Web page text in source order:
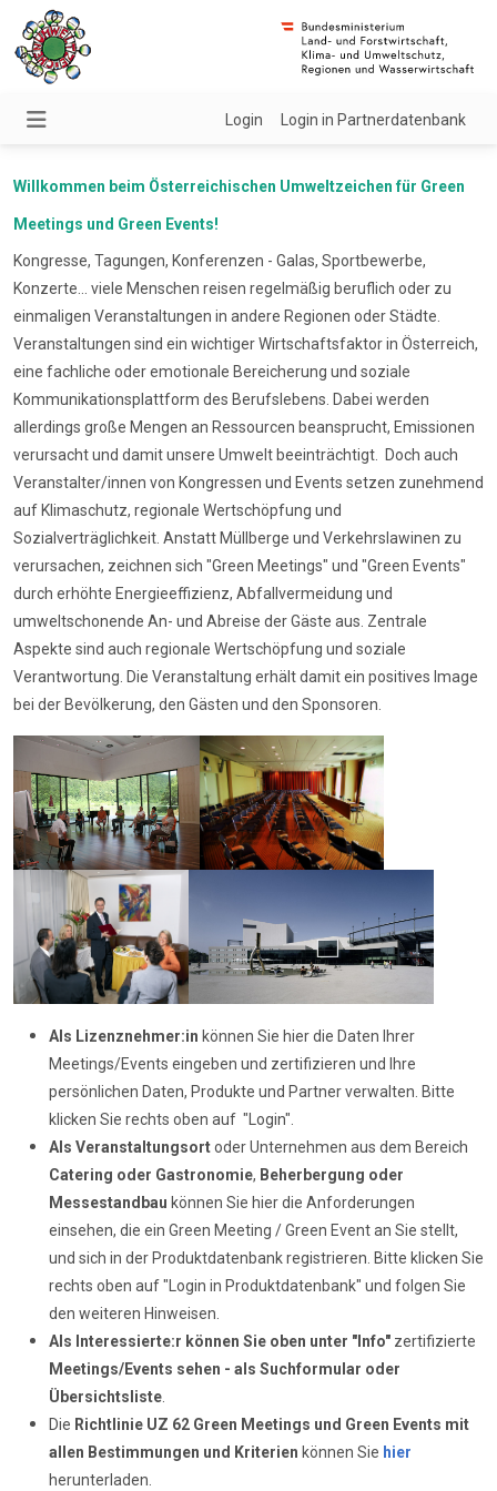
Login Login in Partnerdatenbank
Willkommen beim Österreichischen Umweltzeichen für Green
Meetings und Green Events!
Kongresse, Tagungen, Konferenzen - Galas, Sportbewerbe,
Konzerte... viele Menschen reisen regelmäßig beruflich oder zu
einmaligen Veranstaltungen in andere Regionen oder Städte.
Veranstaltungen sind ein wichtiger Wirtschaftsfaktor in Österreich,
eine fachliche oder emotionale Bereicherung und soziale
Kommunikationsplattform des Berufslebens. Dabei werden
allerdings große Mengen an Ressourcen beansprucht, Emissionen
verursacht und damit unsere Umwelt beeinträchtigt. Doch auch
Veranstalter/innen von Kongressen und Events setzen zunehmend
auf Klimaschutz, regionale Wertschöpfung und
Sozialverträglichkeit. Anstatt Müllberge und Verkehrslawinen zu
verursachen, zeichnen sich "Green Meetings" und "Green Events"
durch erhöhte Energieeffizienz, Abfallvermeidung und
umweltschonende An- und Abreise der Gäste aus. Zentrale
Aspekte sind auch regionale Wertschöpfung und soziale
Verantwortung. Die Veranstaltung erhält damit ein positives Image
bei der Bevölkerung, den Gästen und den Sponsoren.
Als Lizenznehmer:in können Sie hier die Daten Ihrer
Meetings/Events eingeben und zertifizieren und Ihre
persönlichen Daten, Produkte und Partner verwalten. Bitte
klicken Sie rechts oben auf "Login".
Als Veranstaltungsortoder Unternehmen aus dem Bereich
Catering oder Gastronomie, Beherbergung oder
Messestandbau können Sie hier die Anforderungen
einsehen, die ein Green Meeting / Green Event an Sie stellt,
und sich in der Produktdatenbank registrieren. Bitte klicken Sie
rechts oben auf "Login in Produktdatenbank" und folgen Sie
den weiteren Hinweisen.
Als Interessierte:r können Sie oben unter "Info" zertifizierte
Meetings/Events sehen - als Suchformular oder
Übersichtsliste
Die Richtlinie UZ 62 Green Meetings und Green Events mit
allen Bestimmungen und Kriterien können Sie hier
herunterladen.